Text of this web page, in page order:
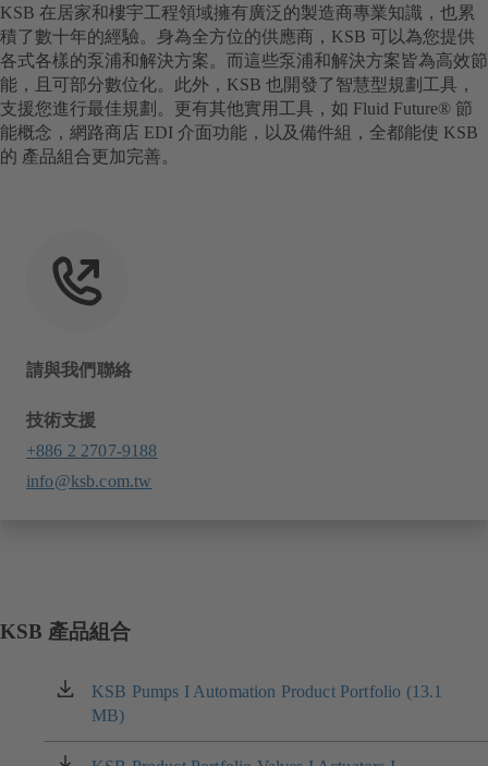
KSB 在居家和樓宇工程領域擁有廣泛的製造商專業知識，也累
積了數十年的經驗。身為全方位的供應商，KSB 可以為您提供
各式各樣的泵浦和解決方案。而這些泵浦和解決方案皆為高效節
能，且可部分數位化。此外，KSB 也開發了智慧型規劃工具，
支援您進行最佳規劃。更有其他實用工具，如 Fluid Future® 節
能概念，網路商店 EDI 介面功能，以及備件組，全都能使 KSB
的 產品組合更加完善。
請與我們聯絡
技術支援
+886 2 2707-9188
info@ksb.com.tw
KSB 產品組合
KSB Pumps I Automation Product Portfolio (13.1
MB)
（在
新
标